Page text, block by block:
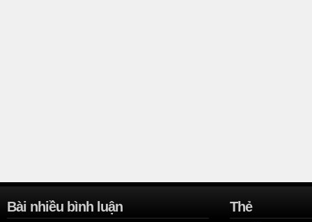
Bài nhiều bình luận Thẻ